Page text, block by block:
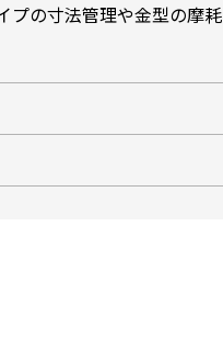
プの寸法管理や金型の摩耗